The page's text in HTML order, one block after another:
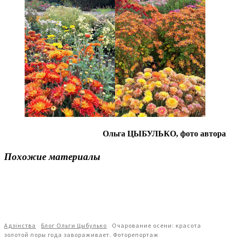
Ольга ЦЫБУЛЬКО, фото автора
Похожие материалы
Адзiнства Блог Ольги Цыбулько
Очарование осени: красота
золотой поры года завораживает. Фоторепортаж